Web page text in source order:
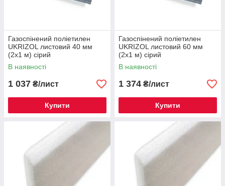
Газоспінений поліетилен
UKRIZOL листовий 40 мм
(2х1 м) сірий
В наявності
1 037 ₴/лист
Купити
Газоспінений поліетилен
UKRIZOL листовий 60 мм
(2х1 м) сірий
В наявності
1 374 ₴/лист
Купити